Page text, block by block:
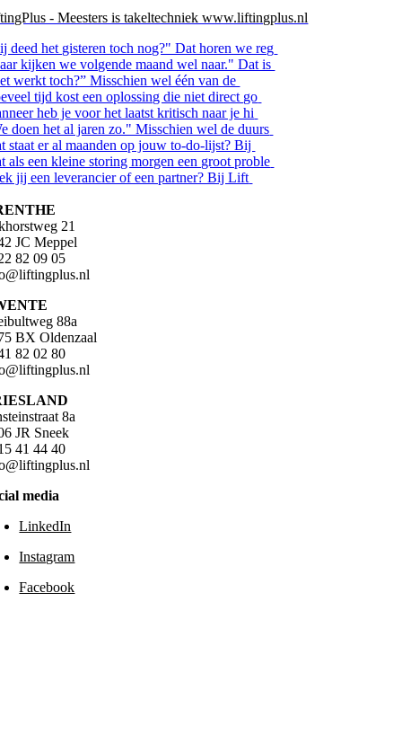
- Meesters is takeltechniek www.liftingplus.nl
deed het gisteren toch nog?" Dat horen we reg
kijken we volgende maand wel naar." Dat is
werkt toch?” Misschien wel één van de
tijd kost een oplossing die niet direct go
heb je voor het laatst kritisch naar je hi
doen het al jaren zo." Misschien wel de duurs
staat er al maanden op jouw to-do-lijst? Bij
als een kleine storing morgen een groot proble
jij een leverancier of een partner? Bij Lift
21
JC Meppel
82 09 05
88a
BX Oldenzaal
82 02 80
8a
JR Sneek
41 44 40
media
LinkedIn
Instagram
Facebook